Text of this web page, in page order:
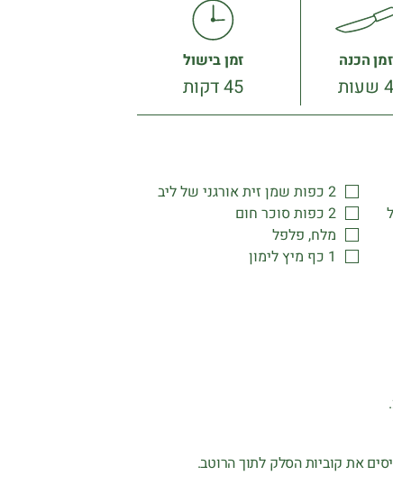
זמן הכנה
4 שעות
זמן בישול
45 דקות
2 כפות שמן זית אורגני של ליב
2 כפות סוכר חום
מלח, פלפל
1 כף מיץ לימון
את קוביות הסלק לתוך הרוטב.